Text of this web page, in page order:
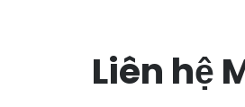
Liên hệ